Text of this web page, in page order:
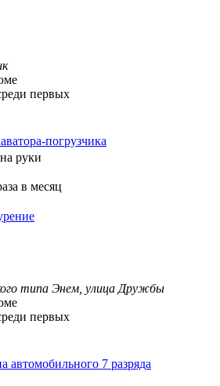
первых
погрузчика
на руки
в месяц
типа Энем, улица Дружбы
первых
автомобильного 7 разряда